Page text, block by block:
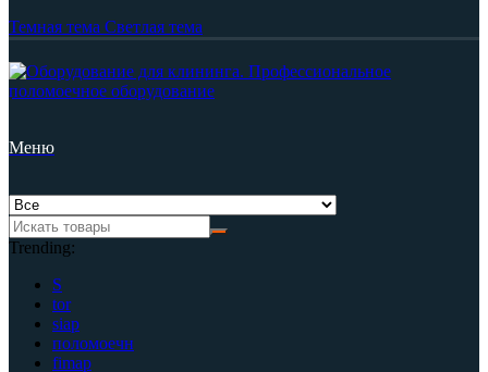
Темная тема Светлая тема
Меню
Trending:
S
tor
siap
поломоечн
fimap